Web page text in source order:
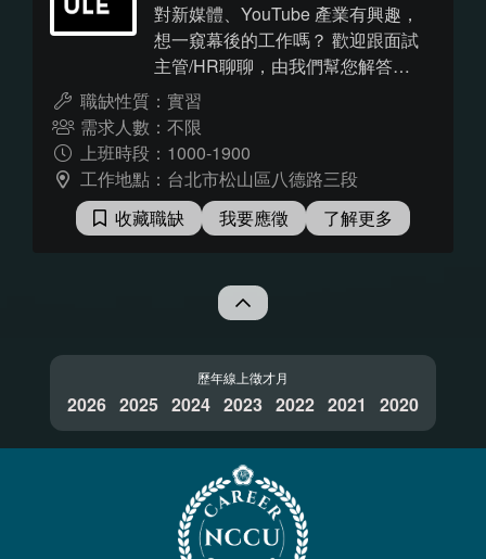
對新媒體、YouTube 產業有興趣，
想一窺幕後的工作嗎？ 歡迎跟面試
主管/HR聊聊，由我們幫您解答問
題吧！ 可能會接觸以下各項工作內
容，也有機會輪調各部門喔！ ・協
助創作者品牌化經營及行銷規劃 ・
協助頻道經營、進階數據分析與策
略規劃 ・協助 YouTube 創作者影
片企劃與拍攝 ・合作品牌、合作夥
關活動主辦及協辦支援等
職缺性質：實習
需求人數：不限
上班時段：1000-1900
工作地點：台北市松山區八德路三段
收藏職缺
我要應徵 了解更多
歷年線上徵才月
2026 2025 2024 2023 2022 2021 2020